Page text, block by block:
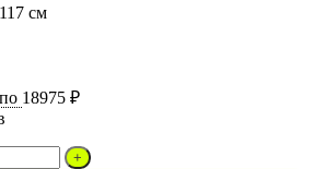
см
18975 ₽